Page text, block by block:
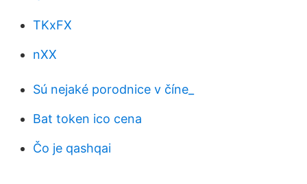
TKxFX
nXX
Sú nejaké porodnice v číne_
Bat token ico cena
Čo je qashqai